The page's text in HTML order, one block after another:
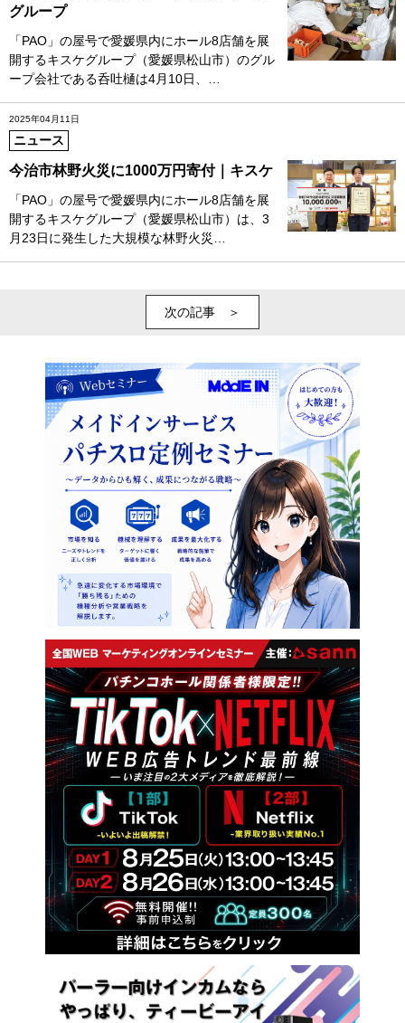
グループ
「PAO」の屋号で愛媛県内にホール8店舗を展
開するキスケグループ（愛媛県松山市）のグル
ープ会社である呑吐樋は4月10日、…
2025年04月11日
ニュース
今治市林野火災に1000万円寄付｜キスケ
「PAO」の屋号で愛媛県内にホール8店舗を展
開するキスケグループ（愛媛県松山市）は、3
月23日に発生した大規模な林野火災…
次の記事 ＞